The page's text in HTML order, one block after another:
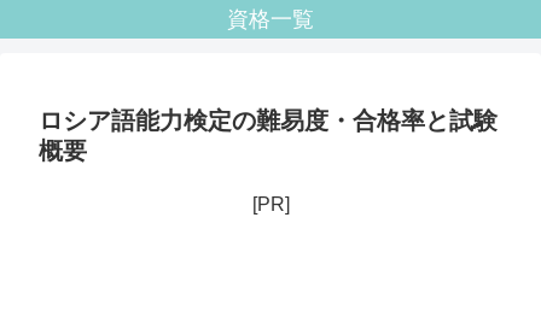
資格一覧
ロシア語能力検定の難易度・合格率と試験
概要
[PR]